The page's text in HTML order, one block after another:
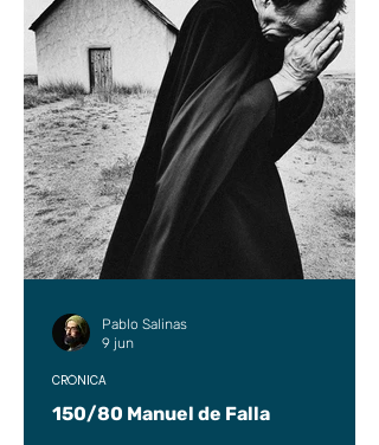
150/80 Manuel de Falla
CRÓNICA
Pablo Salinas
9 jun